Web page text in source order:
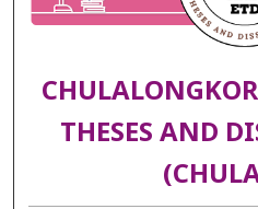
THESES AND